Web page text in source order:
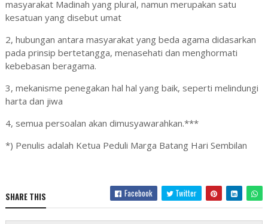
masyarakat Madinah yang plural, namun merupakan satu
kesatuan yang disebut umat
2, hubungan antara masyarakat yang beda agama didasarkan
pada prinsip bertetangga, menasehati dan menghormati
kebebasan beragama.
3, mekanisme penegakan hal hal yang baik, seperti melindungi
harta dan jiwa
4, semua persoalan akan dimusyawarahkan.***
*) Penulis adalah Ketua Peduli Marga Batang Hari Sembilan
SHARE THIS Facebook Twitter